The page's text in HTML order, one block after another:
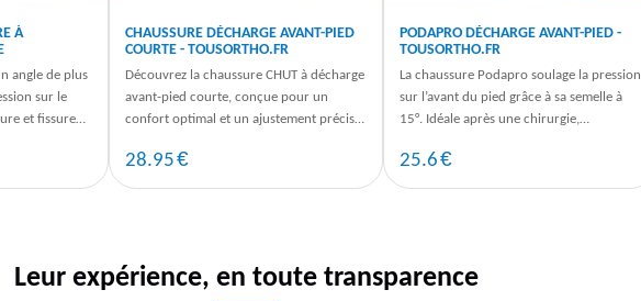
À
angle de plus
sur le
et fissure
CHAUSSURE DÉCHARGE AVANT-PIED
COURTE - TOUSORTHO.FR
Découvrez la chaussure CHUT à décharge
avant-pied courte, conçue pour un
confort optimal et un ajustement précis.
28.95€
PODAPRO DÉCHARGE AVANT-PIED -
TOUSORTHO.FR
La chaussure Podapro soulage la pression
sur l’avant du pied grâce à sa semelle à
15°. Idéale après une chirurgie,
25.6€
Leur expérience, en toute transparence